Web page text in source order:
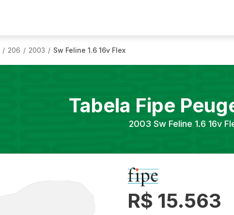
/ 206 / 2003 / Sw Feline 1.6 16v Flex
Tabela Fipe
2003 Sw Feline 1.6 16v
R$ 15.563